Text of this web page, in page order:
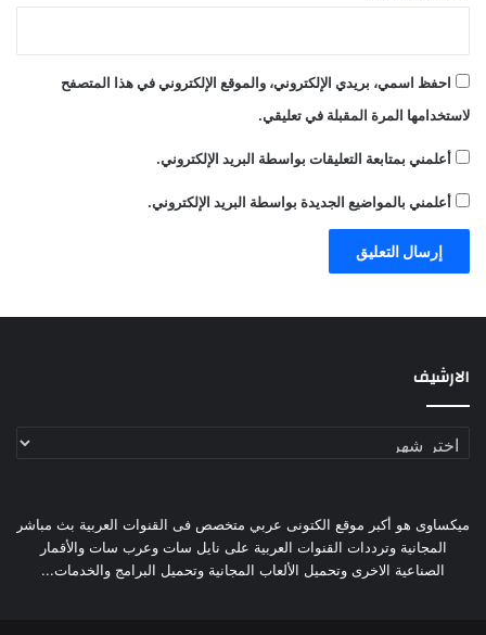
احفظ اسمي، بريدي الإلكتروني، والموقع الإلكتروني في هذا المتصفح
لاستخدامها المرة المقبلة في تعليقي.
أعلمني بمتابعة التعليقات بواسطة البريد الإلكتروني.
أعلمني بالمواضيع الجديدة بواسطة البريد الإلكتروني.
الارشيف
الارشيف
ميكساوى هو أكبر موقع الكتونى عربي متخصص فى القنوات العربية بث مباشر
المجانية وترددات القنوات العربية على نايل سات وعرب سات والأقمار
الصناعية الاخرى وتحميل الألعاب المجانية وتحميل البرامج والخدمات...